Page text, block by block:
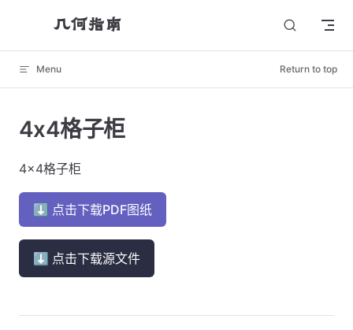
Skip to content
几何指南
Menu Return to top
4x4格子柜
4x4格子柜
⬇ 点击下载PDF图纸
⬇ 点击下载源文件